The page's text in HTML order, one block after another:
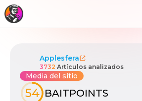
Applesfera
3732 Artículos analizados
Media del sitio
54 BAITPOINTS